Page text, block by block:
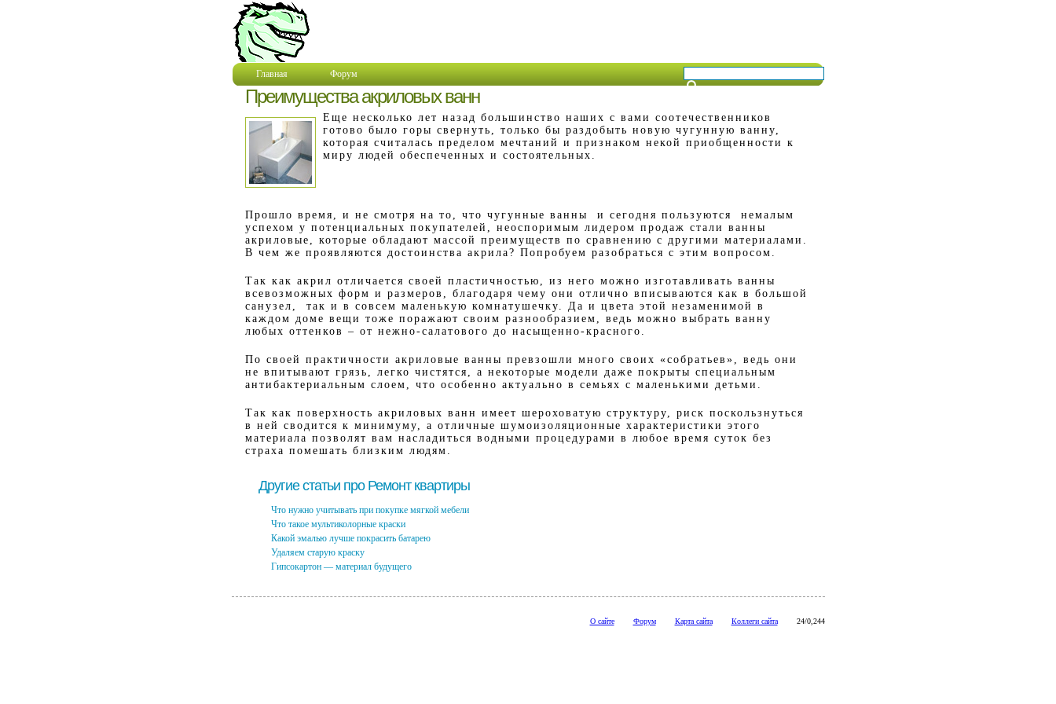
Главная Форум
Преимущества акриловых ванн
Еще несколько лет назад большинство наших с вами соотечественников
готово было горы свернуть, только бы раздобыть новую чугунную ванну,
которая считалась пределом мечтаний и признаком некой приобщенности к
миру людей обеспеченных и состоятельных.
Прошло время, и не смотря на то, что чугунные ванны и сегодня пользуются немалым
успехом у потенциальных покупателей, неоспоримым лидером продаж стали ванны
акриловые, которые обладают массой преимуществ по сравнению с другими материалами.
В чем же проявляются достоинства акрила? Попробуем разобраться с этим вопросом.
Так как акрил отличается своей пластичностью, из него можно изготавливать ванны
всевозможных форм и размеров, благодаря чему они отлично вписываются как в большой
санузел, так и в совсем маленькую комнатушечку. Да и цвета этой незаменимой в
каждом доме вещи тоже поражают своим разнообразием, ведь можно выбрать ванну
любых оттенков – от нежно-салатового до насыщенно-красного.
По своей практичности акриловые ванны превзошли много своих «собратьев», ведь они
не впитывают грязь, легко чистятся, а некоторые модели даже покрыты специальным
антибактериальным слоем, что особенно актуально в семьях с маленькими детьми.
Так как поверхность акриловых ванн имеет шероховатую структуру, риск поскользнуться
в ней сводится к минимуму, а отличные шумоизоляционные характеристики этого
материала позволят вам насладиться водными процедурами в любое время суток без
страха помешать близким людям.
Другие статьи про Ремонт квартиры
Что нужно учитывать при покупке мягкой мебели
Что такое мультиколорные краски
Какой эмалью лучше покрасить батарею
Удаляем старую краску
Гипсокартон — материал будущего
О сайте Форум Карта сайта Коллеги сайта 24/0,244